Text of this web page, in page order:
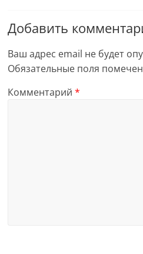
Добавить
Ваш адрес email не будет
Обязательные поля
Комментарий*